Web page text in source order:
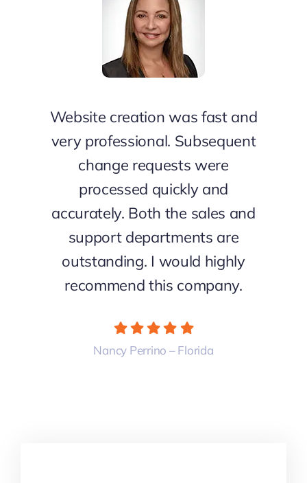
Website creation was fast and
very professional. Subsequent
change requests were
processed quickly and
accurately. Both the sales and
support departments are
outstanding. I would highly
recommend this company.
Nancy Perrino – Florida